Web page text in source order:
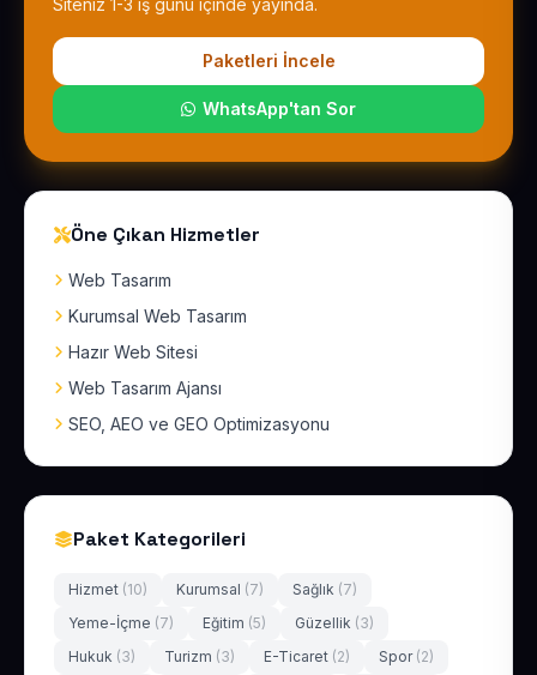
Siteniz 1-3 iş günü içinde yayında.
Paketleri İncele
WhatsApp'tan Sor
Öne Çıkan Hizmetler
Web Tasarım
Kurumsal Web Tasarım
Hazır Web Sitesi
Web Tasarım Ajansı
SEO, AEO ve GEO Optimizasyonu
Paket Kategorileri
Hizmet (10) Kurumsal (7) Sağlık (7)
Yeme-İçme (7) Eğitim (5) Güzellik (3)
Hukuk (3) Turizm (3) E-Ticaret (2) Spor (2)